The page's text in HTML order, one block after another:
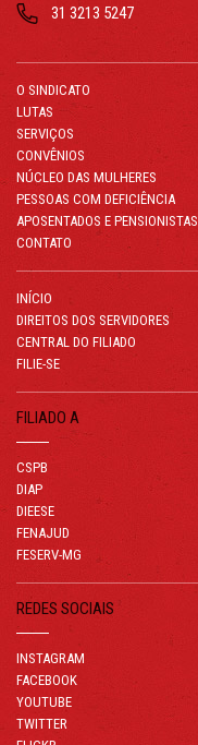
31 3213 5247
O SINDICATO
LUTAS
SERVIÇOS
CONVÊNIOS
NÚCLEO DAS MULHERES
PESSOAS COM DEFICIÊNCIA
APOSENTADOS E PENSIONISTAS
CONTATO
INÍCIO
DIREITOS DOS SERVIDORES
CENTRAL DO FILIADO
FILIE-SE
FILIADO A
CSPB
DIAP
DIEESE
FENAJUD
FESERV-MG
REDES SOCIAIS
INSTAGRAM
FACEBOOK
YOUTUBE
TWITTER